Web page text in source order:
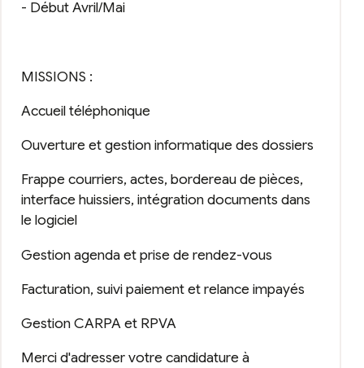
- Début Avril/Mai
MISSIONS :
Accueil téléphonique
Ouverture et gestion informatique des dossiers
Frappe courriers, actes, bordereau de pièces,
interface huissiers, intégration documents dans
le logiciel
Gestion agenda et prise de rendez-vous
Facturation, suivi paiement et relance impayés
Gestion CARPA et RPVA
Merci d'adresser votre candidature à